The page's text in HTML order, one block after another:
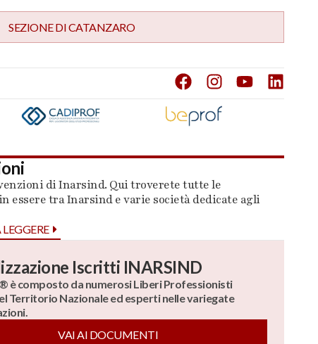
SEZIONE DICATANZARO
di Inarsind. Qui troverete tutte le
essere tra Inarsind e varie società dedicate agli
Iscritti INARSIND
è composto da numerosi Liberi Professionisti
Territorio Nazionale ed esperti nelle variegate
VAI AI DOCUMENTI